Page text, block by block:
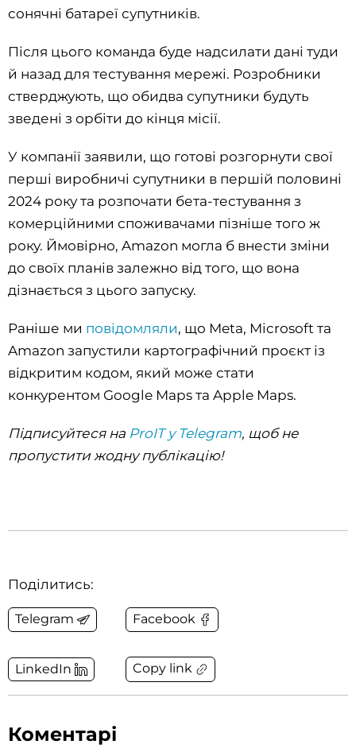
сонячні батареї супутників.
Після цього команда буде надсилати дані туди
й назад для тестування мережі. Розробники
стверджують, що обидва супутники будуть
зведені з орбіти до кінця місії.
У компанії заявили, що готові розгорнути свої
перші виробничі супутники в першій половині
2024 року та розпочати бета-тестування з
комерційними споживачами пізніше того ж
року. Ймовірно, Amazon могла б внести зміни
до своїх планів залежно від того, що вона
дізнається з цього запуску.
Раніше ми повідомляли, що Meta, Microsoft та
Amazon запустили картографічний проєкт із
відкритим кодом, який може стати
конкурентом Google Maps та Apple Maps.
Підписуйтеся на ProIT у Telegram, щоб не
пропустити жодну публікацію!‌‌
Поділитись:
Telegram Facebook
LinkedIn Copy link
Коментарі